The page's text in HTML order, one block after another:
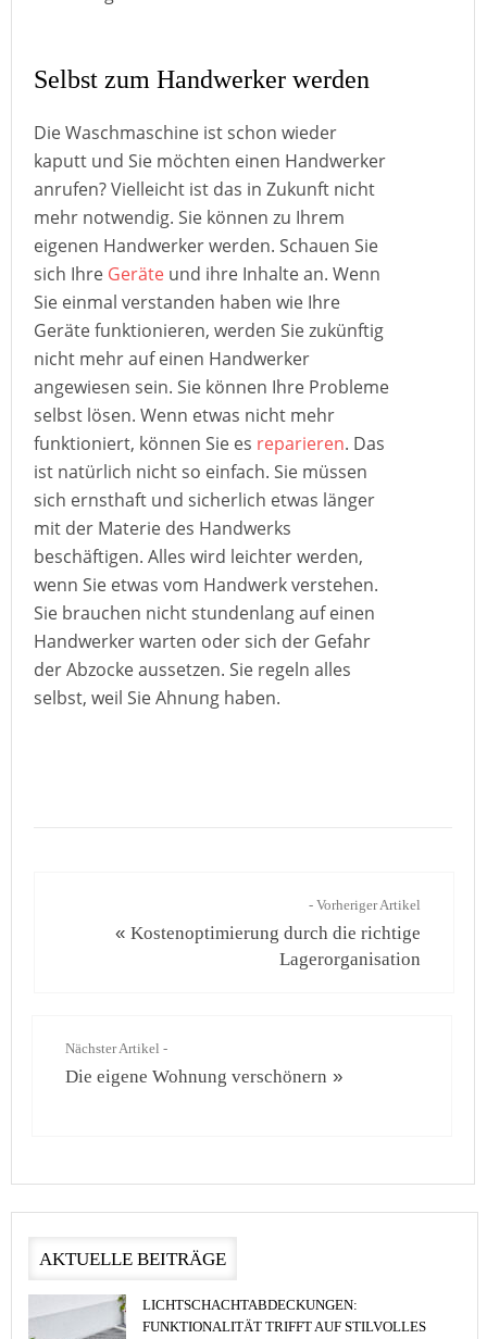
Selbst zum Handwerker werden
Die Waschmaschine ist schon wieder
kaputt und Sie möchten einen Handwerker
anrufen? Vielleicht ist das in Zukunft nicht
mehr notwendig. Sie können zu Ihrem
eigenen Handwerker werden. Schauen Sie
sich Ihre Geräte und ihre Inhalte an. Wenn
Sie einmal verstanden haben wie Ihre
Geräte funktionieren, werden Sie zukünftig
nicht mehr auf einen Handwerker
angewiesen sein. Sie können Ihre Probleme
selbst lösen. Wenn etwas nicht mehr
funktioniert, können Sie es reparieren. Das
ist natürlich nicht so einfach. Sie müssen
sich ernsthaft und sicherlich etwas länger
mit der Materie des Handwerks
beschäftigen. Alles wird leichter werden,
wenn Sie etwas vom Handwerk verstehen.
Sie brauchen nicht stundenlang auf einen
Handwerker warten oder sich der Gefahr
der Abzocke aussetzen. Sie regeln alles
selbst, weil Sie Ahnung haben.
- Vorheriger Artikel
«Kostenoptimierung durch die richtige
Lagerorganisation
Nächster Artikel -
Die eigene Wohnung verschönern »
AKTUELLE BEITRÄGE
LICHTSCHACHTABDECKUNGEN:
FUNKTIONALITÄT TRIFFT AUF STILVOLLES